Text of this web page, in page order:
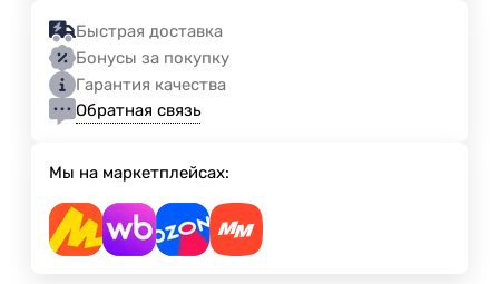
Быстрая доставка
Бонусы за покупку
Гарантия качества
Обратная связь
Мы на маркетплейсах: